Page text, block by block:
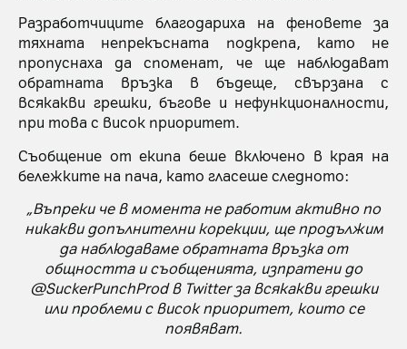
Разработчиците благодариха на феновете за
тяхната непрекъсната подкрепа, като не
пропуснаха да споменат, че ще наблюдават
обратната връзка в бъдеще, свързана с
всякакви грешки, бъгове и нефункционалности,
при това с висок приоритет.
Съобщение от екипа беше включено в края на
бележките на пача, като гласеше следното:
„Въпреки че в момента не работим активно по
никакви допълнителни корекции, ще продължим
да наблюдаваме обратната връзка от
общността и съобщенията, изпратени до
@SuckerPunchProd в Twitter за всякакви грешки
или проблеми с висок приоритет, които се
появяват.